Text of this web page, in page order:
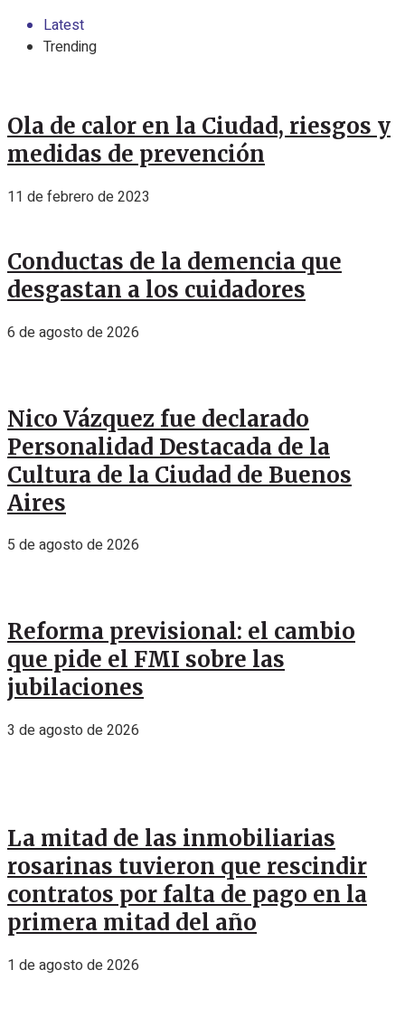
Latest
Trending
Ola de calor en la Ciudad, riesgos y
medidas de prevención
11 de febrero de 2023
Conductas de la demencia que
desgastan a los cuidadores
6 de agosto de 2026
Nico Vázquez fue declarado
Personalidad Destacada de la
Cultura de la Ciudad de Buenos
Aires
5 de agosto de 2026
Reforma previsional: el cambio
que pide el FMI sobre las
jubilaciones
3 de agosto de 2026
La mitad de las inmobiliarias
rosarinas tuvieron que rescindir
contratos por falta de pago en la
primera mitad del año
1 de agosto de 2026